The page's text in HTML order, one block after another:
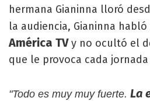
hermana Gianinna lloró
la audiencia, Gianinna
América TVy no ocultó el
que le provoca cada
"Todo es muy muy fuerte. La